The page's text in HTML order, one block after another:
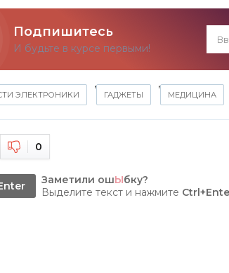
Подпишитесь
И будьте в курсе первыми!
ЭЛЕКТРОНИКИ
,
ГАДЖЕТЫ
,
МЕДИЦИНА
0
Заметили ошЫбку?
Выделите текст и нажмите